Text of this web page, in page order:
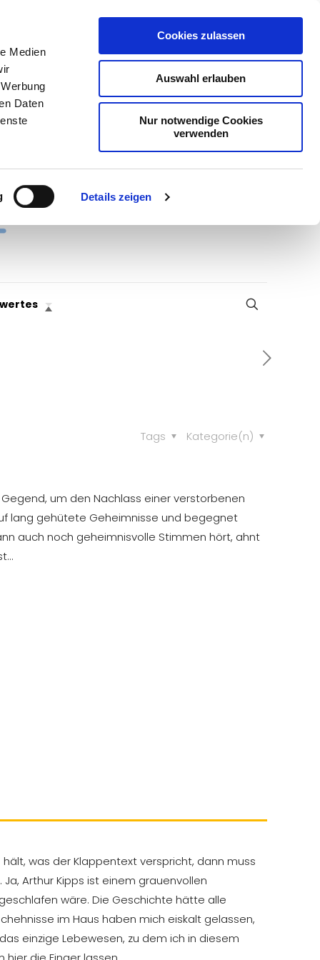
Medien
Daten
Details zeigen
Cookies zulassen
Auswahl erlauben
Nur notwendige Cookies
verwenden
Kategorie(n)
Tags
um den Nachlass einer verstorbenen
lang gehütete Geheimnisse und begegnet
auch noch geheimnisvolle Stimmen hört, ahnt
was der Klappentext verspricht, dann muss
Arthur Kipps ist einem grauenvollen
wäre. Die Geschichte hätte alle
im Haus haben mich eiskalt gelassen,
einzige Lebewesen, zu dem ich in diesem